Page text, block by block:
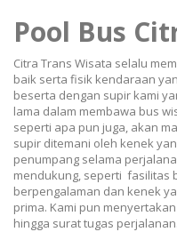
Pool Bus
Citra Trans Wisata selalu
baik serta fisik kendaraan
beserta dengan supir kami
lama dalam membawa bus
seperti apa pun juga, akan
supir ditemani oleh kenek
penumpang selama
mendukung, seperti fasilitas
berpengalaman dan kenek
prima. Kami pun
hingga surat tugas perjalanan.